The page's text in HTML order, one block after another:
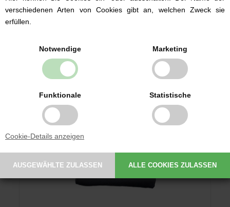
verschiedenen Arten von Cookies gibt an, welchen Zweck sie
erfüllen.
Notwendige Marketing
Funktionale Statistische
Cookie-Details anzeigen